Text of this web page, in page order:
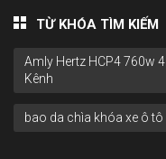
TỪ KHÓA TÌM KIẾM
Amly Hertz HCP4 760w 4
Kênh
bao da chìa khóa xe ô tô